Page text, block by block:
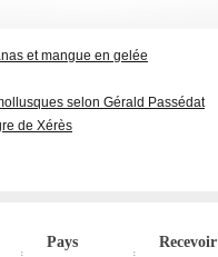
et mangue en gelée
selon Gérald Passédat
de Xérès
Pays Recevoir